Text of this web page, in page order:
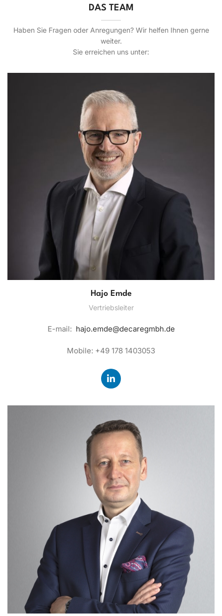
DAS TEAM
Haben Sie Fragen oder Anregungen? Wir helfen Ihnen gerne
weiter.
Sie erreichen uns unter:
Hajo Emde
Vertriebsleiter
E-mail: hajo.emde@decaregmbh.de
Mobile: +49 178 1403053